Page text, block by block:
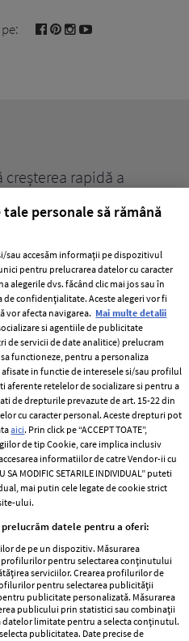
rapidă a
Termeni si conditii
Politica de
confidențialitate
Politica de cookies
Publicitate
femei
Viva
Avantaje
Retete practice
tale personale să rămână
sau accesăm informații pe dispozitivul
pentru prelucrarea datelor cu caracter
alegerile dvs. făcând clic mai jos sau în
confidențialitate. Aceste alegeri vor fi
vor afecta navigarea. Mai multe detalii
si agentiile de publicitate
de servicii de date analitice) prelucram
functioneze, pentru a personaliza
in functie de interesele si/sau profilul
retelelor de socializare si pentru a
de drepturile prevazute de art. 15-22 din
cu caracter personal. Aceste drepturi pot
aici. Prin click pe “ACCEPT TOATE”,
de tip Cookie, care implica inclusiv
informatiilor de catre Vendor-ii cu
MODIFIC SETARILE INDIVIDUAL” puteti
mai putin cele legate de cookie strict
ului.
datele pentru a oferi:
de pe un dispozitiv. Măsurarea
pentru selectarea conținutului
serviciilor. Crearea profilurilor de
pentru selectarea publicității
publicitate personalizată. Măsurarea
publicului prin statistici sau combinații
limitate pentru a selecta conținutul.
publicitatea. Date precise de